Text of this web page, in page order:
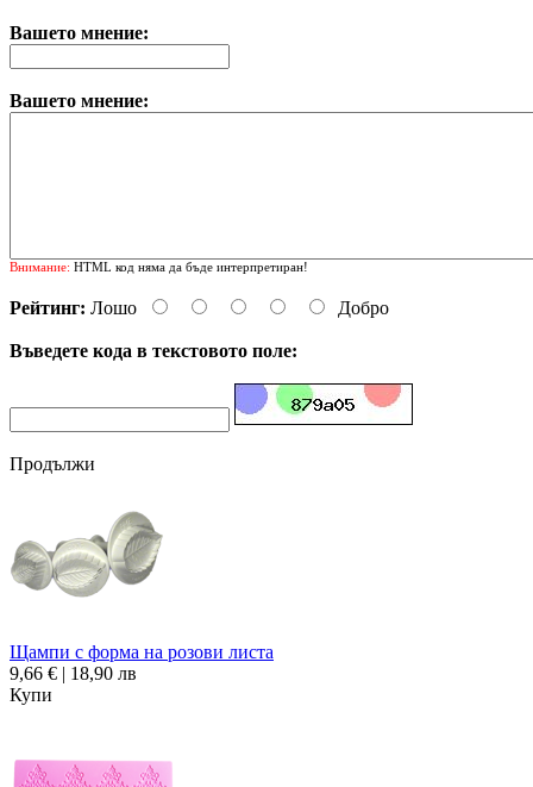
Вашето мнение:
Вашето мнение:
Внимание: HTML код няма да бъде интерпретиран!
Рейтинг: Лошо Добро
Въведете кода в текстовото поле:
Продължи
Щампи с форма на розови листа
9,66 € | 18,90 лв
Купи